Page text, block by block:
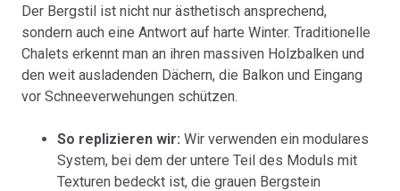
Der Bergstil ist nicht nur ästhetisch ansprechend,
sondern auch eine Antwort auf harte Winter. Traditionelle
Chalets erkennt man an ihren massiven Holzbalken und
den weit ausladenden Dächern, die Balkon und Eingang
vor Schneeverwehungen schützen.
So replizieren wir: Wir verwenden ein modulares
System, bei dem der untere Teil des Moduls mit
Texturen bedeckt ist, die grauen Bergstein